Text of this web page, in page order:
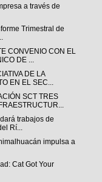
a través de
Trimestral de
CONVENIO CON EL
DE ...
DE LA
EN EL SEC...
SCT TRES
trabajos de
Rí...
impulsa a
Cat Got Your